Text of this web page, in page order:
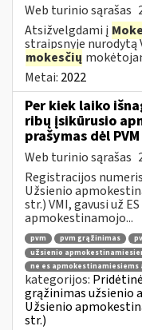
Web turinio sąrašas
Atsižvelgdami į
straipsnyje nurodytą
mokesčių
Metai: 2022
Per kiek laiko
ribų įsikūrusio
prašymas dėl
Web turinio sąrašas
Registracijos
Užsienio
str.) VMI, gavusi už
apmokestinamojo...
pvm pvm grąžinimas
užsienio
ne es apmokestinamiesiems
kategorijos:
grąžinimas užsienio
Užsienio
str.)